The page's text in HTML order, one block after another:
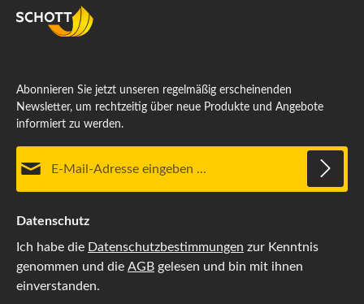
Abonnieren Sie jetzt unseren regelmäßig erscheinenden
Newsletter, um rechtzeitig über neue Produkte und Angebote
informiert zu werden.
Datenschutz
Ich habe die Datenschutzbestimmungen zur Kenntnis
genommen und die AGB gelesen und bin mit ihnen
einverstanden.